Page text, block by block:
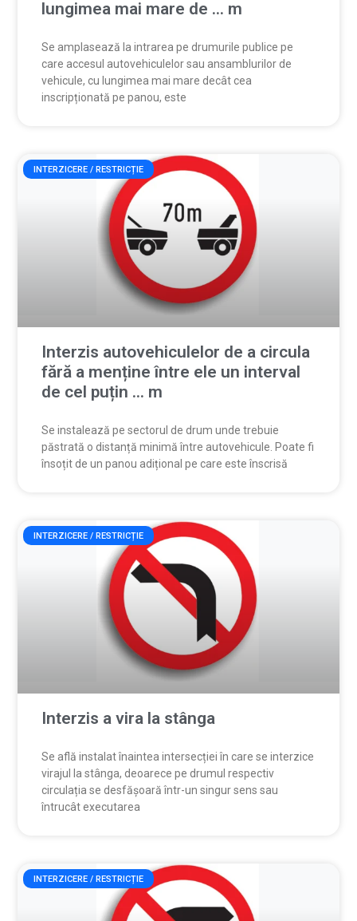
lungimea mai mare de … m
Se amplasează la intrarea pe drumurile publice pe
care accesul autovehiculelor sau ansamblurilor de
vehicule, cu lungimea mai mare decât cea
inscripționată pe panou, este
INTERZICERE / RESTRICȚIE
Interzis autovehiculelor de a circula
fără a menține între ele un interval
de cel puțin … m
Se instalează pe sectorul de drum unde trebuie
păstrată o distanță minimă între autovehicule. Poate fi
însoțit de un panou adițional pe care este înscrisă
INTERZICERE / RESTRICȚIE
Interzis a vira la stânga
Se află instalat înaintea intersecției în care se interzice
virajul la stânga, deoarece pe drumul respectiv
circulația se desfășoară într-un singur sens sau
întrucât executarea
INTERZICERE / RESTRICȚIE